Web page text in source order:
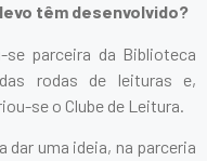
têm desenvolvido?
parceira da Biblioteca
rodas de leituras e,
se o Clube de Leitura.
dar uma ideia, na parceria